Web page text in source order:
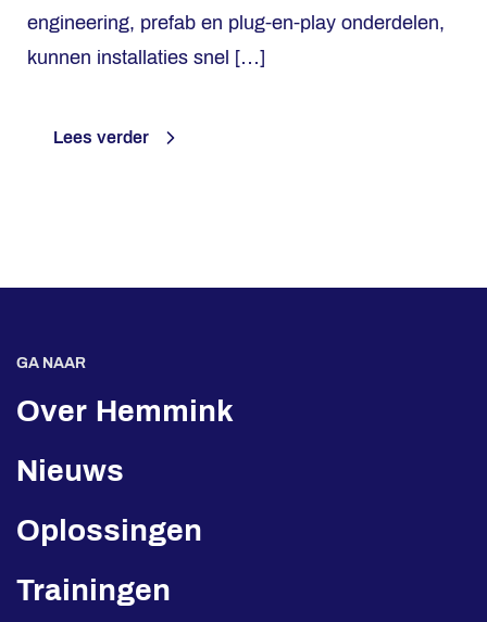
engineering, prefab en plug-en-play onderdelen,
kunnen installaties snel […]
Lees verder
GA NAAR
Over Hemmink
Nieuws
Oplossingen
Trainingen